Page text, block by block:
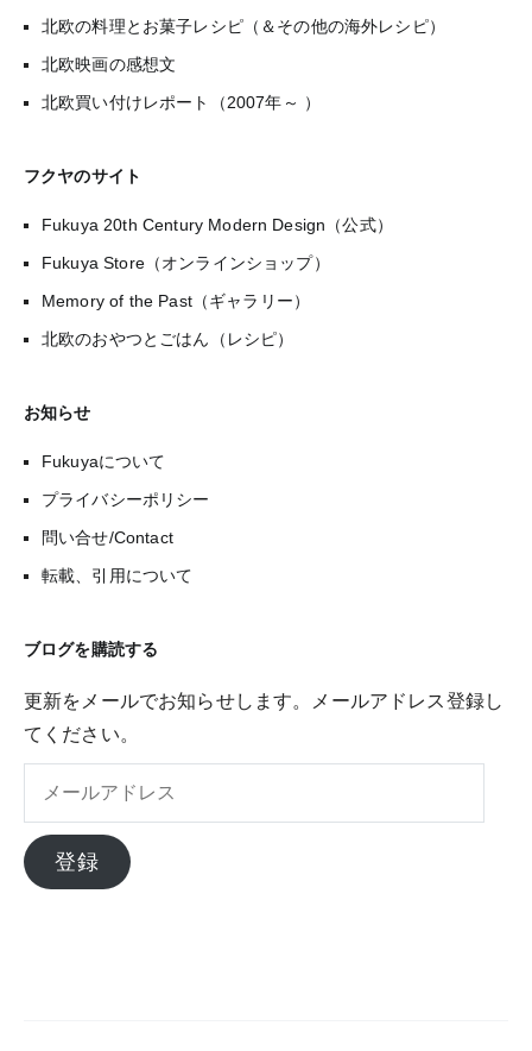
北欧の料理とお菓子レシピ（＆その他の海外レシピ）
北欧映画の感想文
北欧買い付けレポート（2007年～ ）
フクヤのサイト
Fukuya 20th Century Modern Design（公式）
Fukuya Store（オンラインショップ）
Memory of the Past（ギャラリー）
北欧のおやつとごはん（レシピ）
お知らせ
Fukuyaについて
プライバシーポリシー
問い合せ/Contact
転載、引用について
ブログを購読する
更新をメールでお知らせします。メールアドレス登録し
てください。
ル
ア
登録